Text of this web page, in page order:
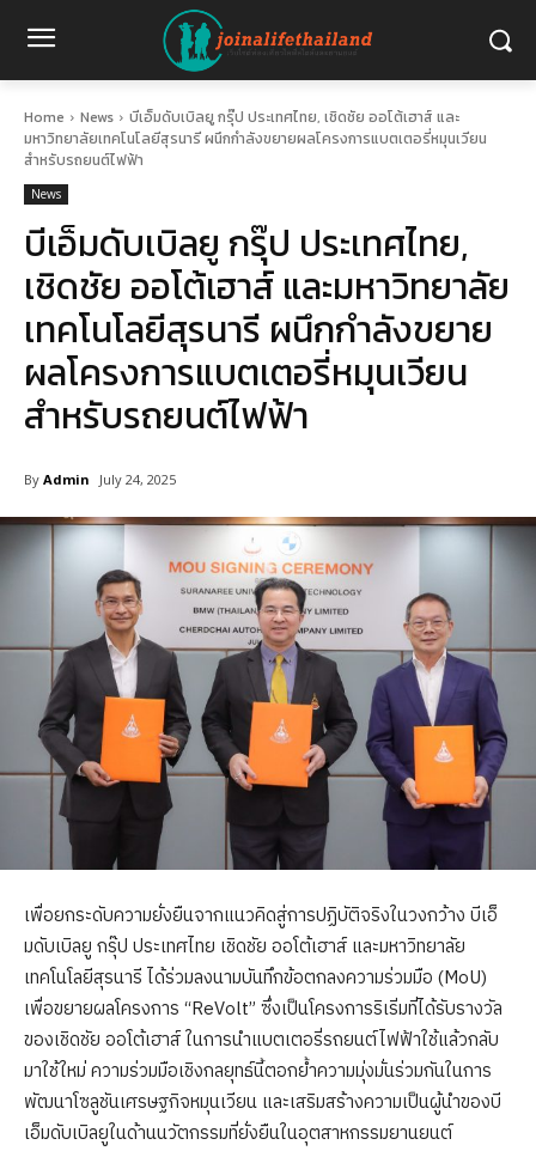
Home News
บีเอ็มดับเบิลยู กรุ๊ป ประเทศไทย, เชิดชัย ออโต้เฮาส์ และ
มหาวิทยาลัยเทคโนโลยีสุรนารี ผนึกกำลังขยายผลโครงการแบตเตอรี่หมุนเวียน
สำหรับรถยนต์ไฟฟ้า
News
บีเอ็มดับเบิลยู กรุ๊ป ประเทศไทย,
เชิดชัย ออโต้เฮาส์ และมหาวิทยาลัย
เทคโนโลยีสุรนารี ผนึกกำลังขยาย
ผลโครงการแบตเตอรี่หมุนเวียน
สำหรับรถยนต์ไฟฟ้า
By Admin July 24, 2025
เพื่อยกระดับความยั่งยืนจากแนวคิดสู่การปฏิบัติจริงในวงกว้าง บีเอ็
มดับเบิลยู กรุ๊ป ประเทศไทย เชิดชัย ออโต้เฮาส์ และมหาวิทยาลัย
เทคโนโลยีสุรนารี ได้ร่วมลงนามบันทึกข้อตกลงความร่วมมือ (MoU)
เพื่อขยายผลโครงการ “ReVolt” ซึ่งเป็นโครงการริเริ่มที่ได้รับรางวัล
ของเชิดชัย ออโต้เฮาส์ ในการนำแบตเตอรี่รถยนต์ไฟฟ้าใช้แล้วกลับ
มาใช้ใหม่ ความร่วมมือเชิงกลยุทธ์นี้ตอกย้ำความมุ่งมั่นร่วมกันในการ
พัฒนาโซลูชันเศรษฐกิจหมุนเวียน และเสริมสร้างความเป็นผู้นำของบี
เอ็มดับเบิลยูในด้านนวัตกรรมที่ยั่งยืนในอุตสาหกรรมยานยนต์